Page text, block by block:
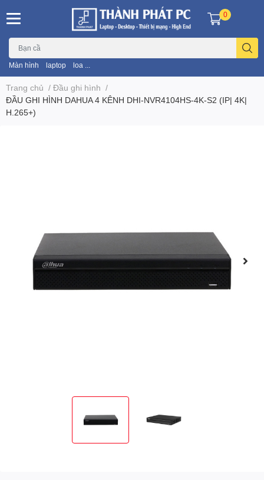
Màn hình laptop loa ...
0
Trang chủ / Đầu ghi hình /
ĐẦU GHI HÌNH DAHUA 4 KÊNH DHI-NVR4104HS-4K-S2 (IP| 4K|
H.265+)